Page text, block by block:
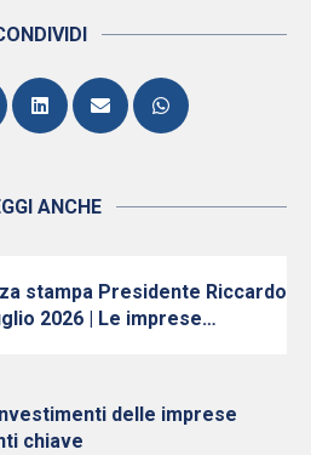
ANCHE
stampa Presidente Riccardo
| Le imprese
delle imprese
chiave